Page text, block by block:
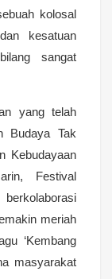
kolosal
kesatuan
sangat
yang telah
Budaya Tak
Kebudayaan
Festival
meriah
‘Kembang
masyarakat